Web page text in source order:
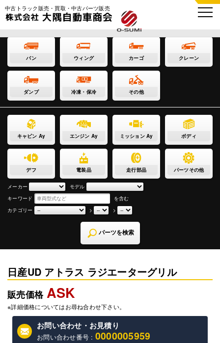
中古トラック販売・買取・中古パーツ販売
バン ウィング カーゴ クレーン
ダンプ 冷凍・保冷 その他
キャビン Ay エンジン Ay ミッション Ay ボディ
デフ 電装品 走行部品 パーツその他
メーカー
モデル
キーワード
を含む
カテゴリー
> >
パーツを検索
日産UD アトラス ラジエーターグリル
販売価格 ASK
※詳細価格についてはお尋ね合わせ下さい。
お問い合わせ・お見積り
お問い合わせ番号 : 0000005959